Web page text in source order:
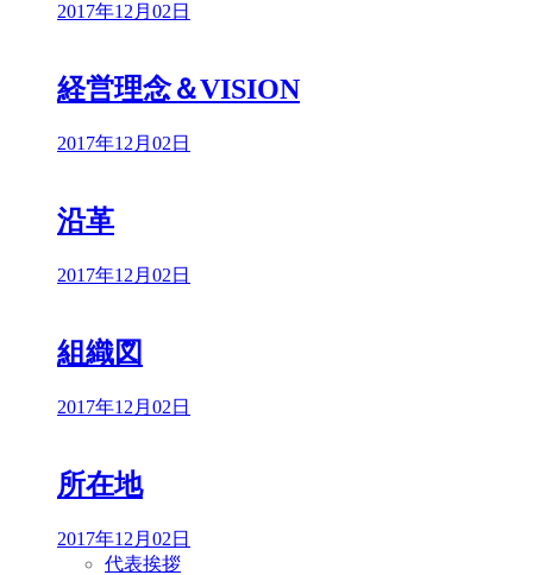
2017年12月02日
経営理念＆VISION
2017年12月02日
沿革
2017年12月02日
組織図
2017年12月02日
所在地
2017年12月02日
代表挨拶